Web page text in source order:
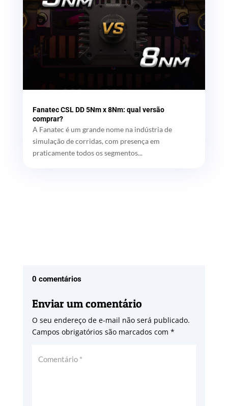
Fanatec CSL DD 5Nm x 8Nm: qual versão
comprar?
A Fanatec é um grande nome na indústria de
simulação de corridas, com presença em
praticamente todos os segmentos...
0 comentários
Enviar um comentário
O seu endereço de e-mail não será publicado.
Campos obrigatórios são marcados com *